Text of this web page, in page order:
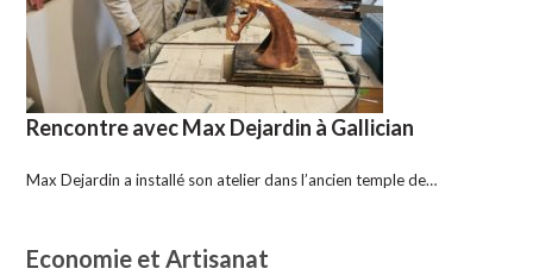
Rencontre avec Max Dejardin à Gallician
Max Dejardin a installé son atelier dans l’ancien temple de…
Economie et Artisanat